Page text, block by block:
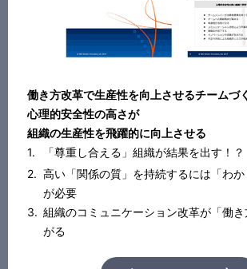
働き方改革で生産性を向上させるチームづ
心理的安全性の高さが
組織の生産性を飛躍的に向上させる
「尊重し合える」組織が結果を出す！？
高い「関係の質」を持続するには「わ
が必要
組織のコミュニケーション改革が「働
がる